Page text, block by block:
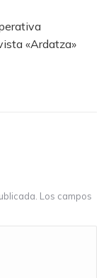
«Ardatza»
Los campos